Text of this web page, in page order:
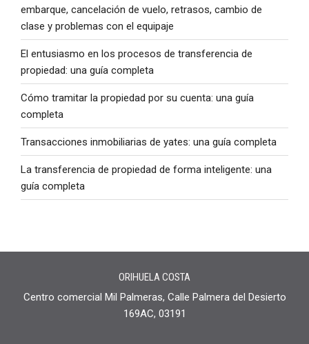
embarque, cancelación de vuelo, retrasos, cambio de
clase y problemas con el equipaje
El entusiasmo en los procesos de transferencia de
propiedad: una guía completa
Cómo tramitar la propiedad por su cuenta: una guía
completa
Transacciones inmobiliarias de yates: una guía completa
La transferencia de propiedad de forma inteligente: una
guía completa
ORIHUELA COSTA
Centro comercial Mil Palmeras, Calle Palmera del Desierto
169AC, 03191